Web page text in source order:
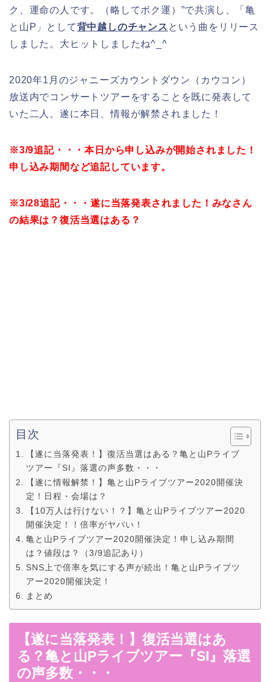
ク、運命の人です。（略してボク運）”で共演し、「亀
と山P」として背中越しのチャンス という曲をリリース
しました。大ヒットしましたね^_^
2020年1月のジャニーズカウントダウン（カウコン）
放送内でコンサートツアーをすることを既に発表して
いた二人。遂に本日、情報が解禁されました！
※3/9追記・・・本日から申し込みが開始されました！
申し込み期間など追記しています。
※3/28追記・・・遂に当落発表されました！みなさん
の結果は？復活当選はある？
目次
【遂に当落発表！】復活当選はある？亀と山Pライブ
ツアー『SI』落選の声多数・・・
【遂に情報解禁！】亀と山Pライブツアー2020開催決
定！日程・会場は？
【10万人は行けない！？】亀と山Pライブツアー2020
開催決定！！倍率がヤバい！
亀と山Pライブツアー2020開催決定！申し込み期間
は？値段は？（3/9追記あり）
SNS上で倍率を気にする声が続出！亀と山Pライブツ
アー2020開催決定！
まとめ
【遂に当落発表！】復活当選はあ
る？亀と山Pライブツアー『SI』落選
の声多数・・・